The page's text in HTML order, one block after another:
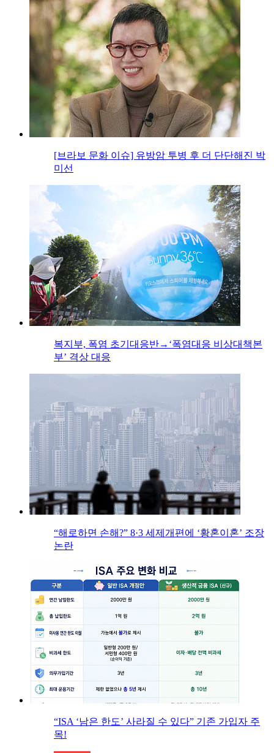
[브라보 문화 이슈] 유방암 투병 후 더 단단해진 박
미선
복지부, 폭염 초기대응반→‘폭염대응 비상대책본
부’ 격상 대응
“해로하면 손해?” 8·3 세제개편에 ‘황혼이혼’ 조장
논란
“ISA ‘남은 한도’ 사라질 수 있다” 기존 가입자 주
목!